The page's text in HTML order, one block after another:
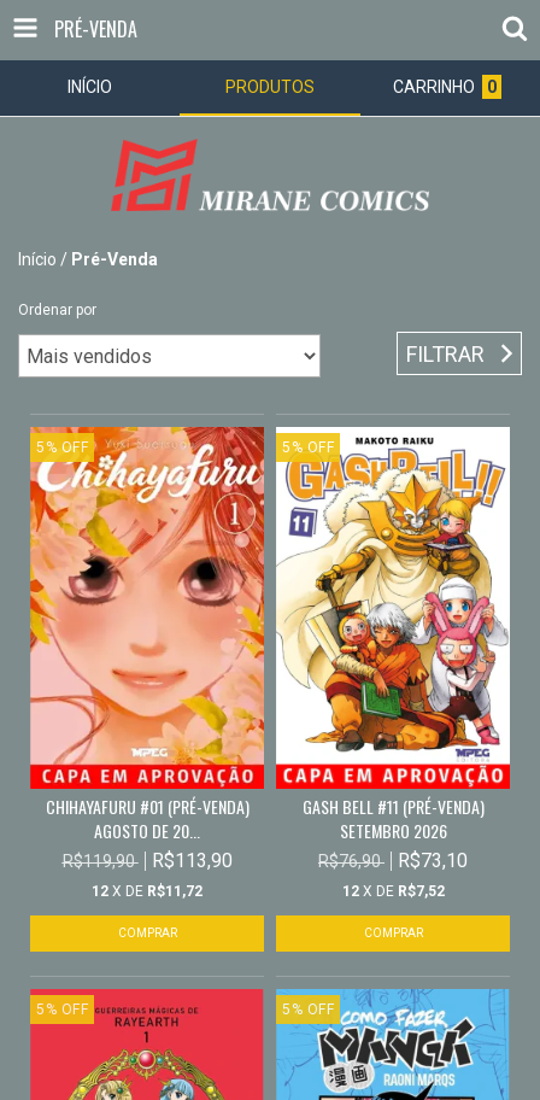
PRÉ-VENDA
INÍCIO PRODUTOS CARRINHO 0
Início / Pré-Venda
Ordenar por
FILTRAR
5 % OFF
CHIHAYAFURU #01 (PRÉ-VENDA)
AGOSTO DE 20...
R$119,90 R$113,90
12 X DE R$11,72
5 % OFF
GASH BELL #11 (PRÉ-VENDA)
SETEMBRO 2026
R$76,90 R$73,10
12 X DE R$7,52
5 % OFF 5 % OFF